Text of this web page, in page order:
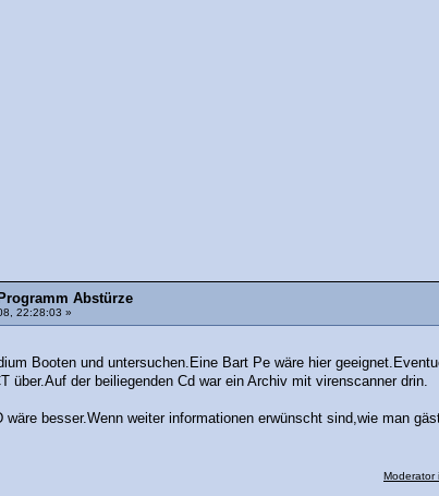
Abstürze
22:28:03 »
Booten und untersuchen.Eine Bart Pe wäre hier
über.Auf der beiliegenden Cd war ein Archiv mit virenscanner drin.
besser.Wenn weiter informationen erwünscht sind,wie man
Moderator